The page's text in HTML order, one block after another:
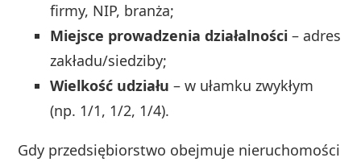
firmy, NIP, branża;
Miejsce prowadzenia działalności – adres
zakładu/siedziby;
Wielkość udziału – w ułamku zwykłym
(np. 1/1, 1/2, 1/4).
Gdy przedsiębiorstwo obejmuje nieruchomości